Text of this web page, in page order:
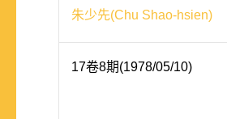
朱少先(Chu Shao-hsien)
17卷8期(1978/05/10)